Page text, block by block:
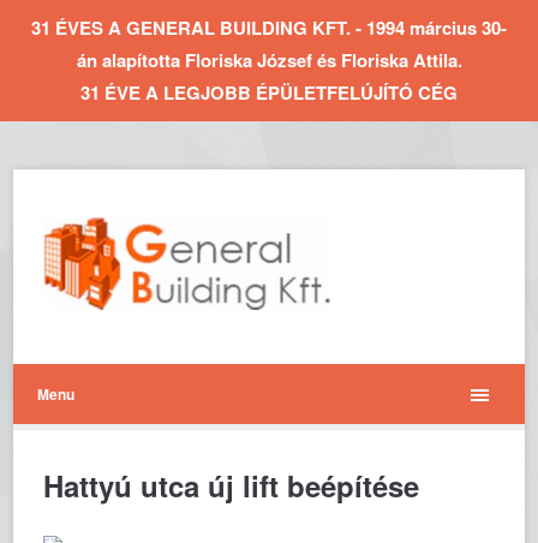
31 ÉVES A GENERAL BUILDING KFT. - 1994 március 30-
án alapította Floriska József és Floriska Attila.
31 ÉVE A LEGJOBB ÉPÜLETFELÚJÍTÓ CÉG
Menu
Hattyú utca új lift beépítése